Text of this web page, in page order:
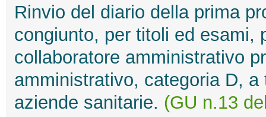
Rinvio del diario della prima
congiunto, per titoli ed esami,
collaboratore amministrativo
amministrativo, categoria D,
aziende sanitarie. (GU n.13